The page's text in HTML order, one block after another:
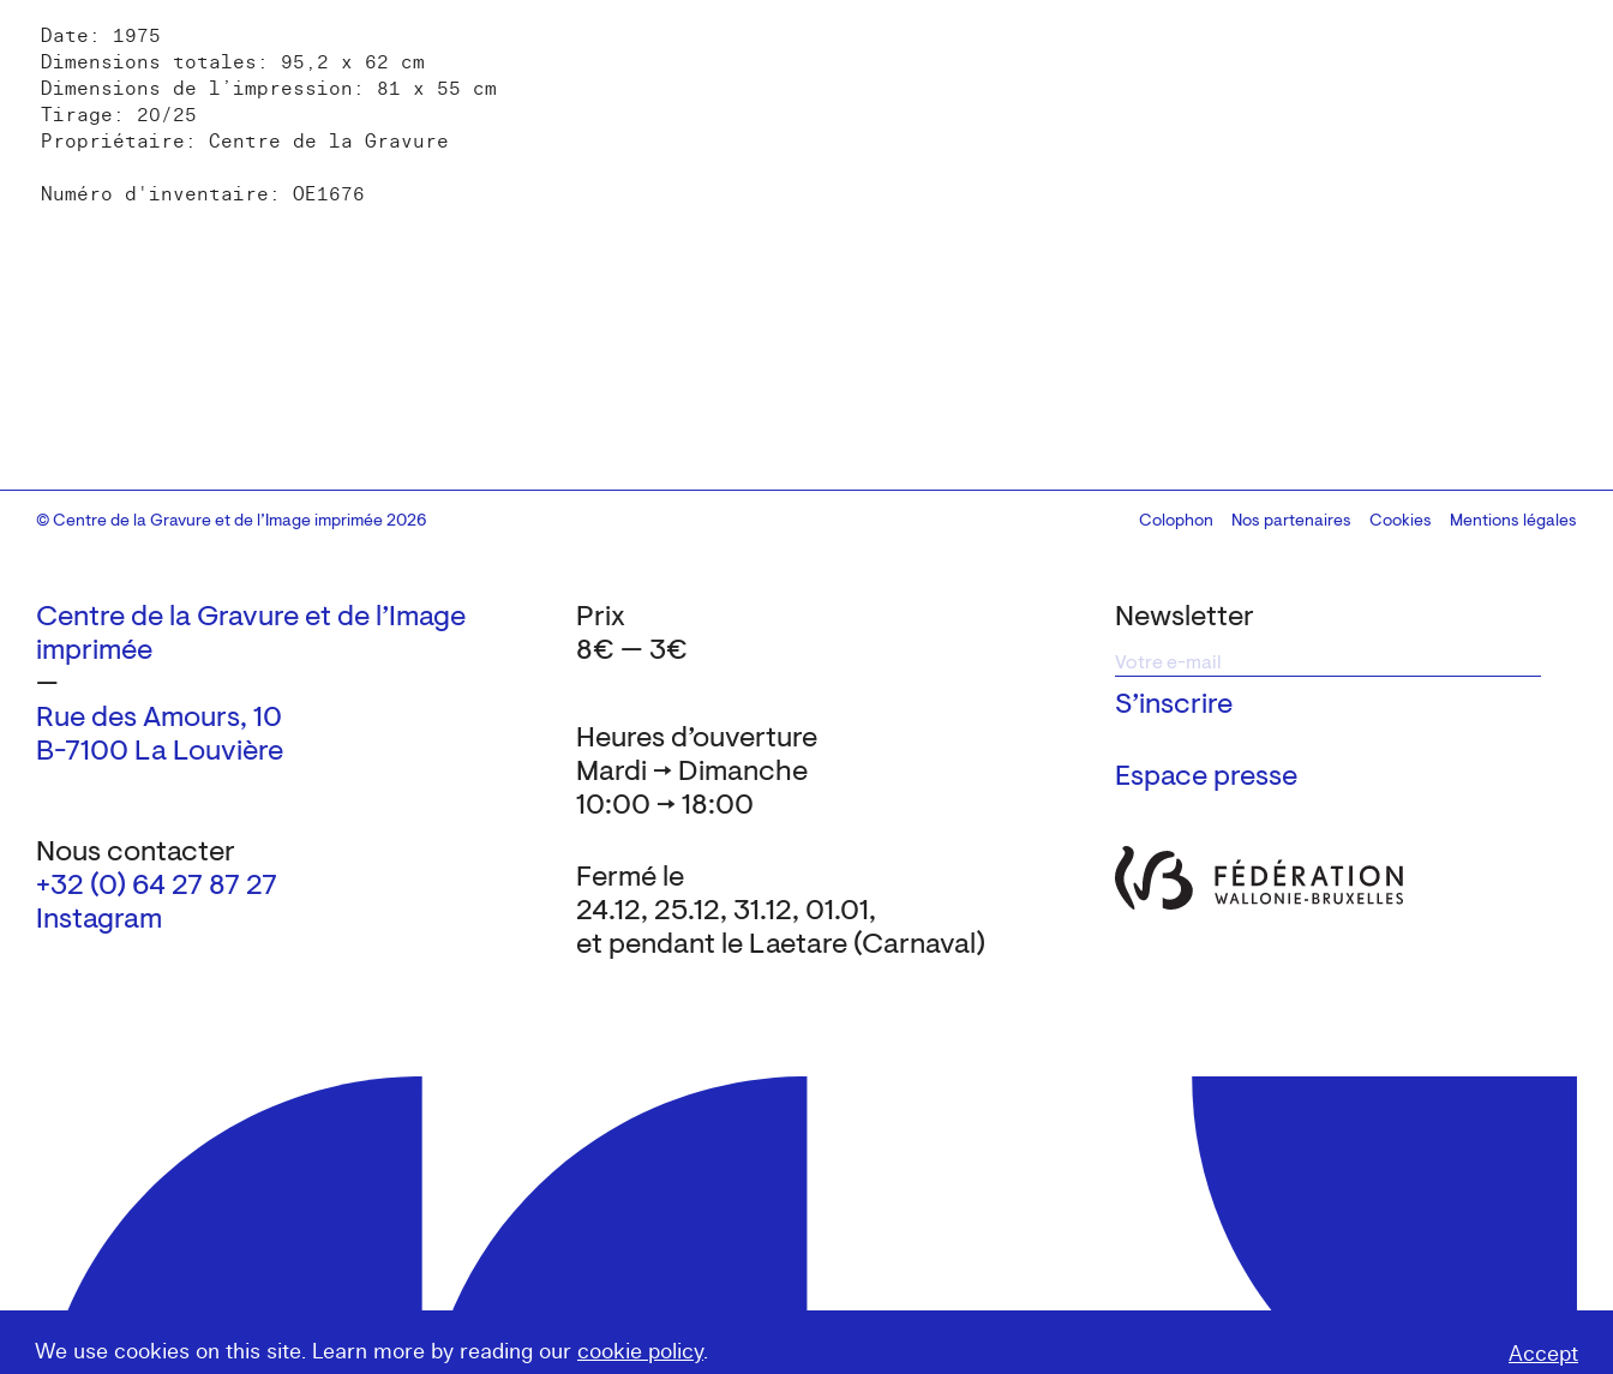
We use cookies on this site. Learn more by reading our cookie policy. Accept
Date: 1975
Dimensions totales: 95,2 x 62 cm
Dimensions de l’impression: 81 x 55 cm
Tirage: 20/25
Propriétaire: Centre de la Gravure
Numéro d'inventaire: OE1676
Centre de la Gravure et de l’Image
imprimée
—
Rue des Amours, 10
B-7100 La Louvière
Nous contacter
+32 (0) 64 27 87 27
Instagram
Newsletter
Espace presse
Heures d’ouverture
Mardi → Dimanche
10:00 → 18:00
Fermé le
24.12, 25.12, 31.12, 01.01,
et pendant le Laetare (Carnaval)
Prix
8€ — 3€
© Centre de la Gravure et de l’Image imprimée 2026 Colophon
Design:Marcel Kaczmarek, code:8080.studio
Nos partenaires Cookies Mentions légales